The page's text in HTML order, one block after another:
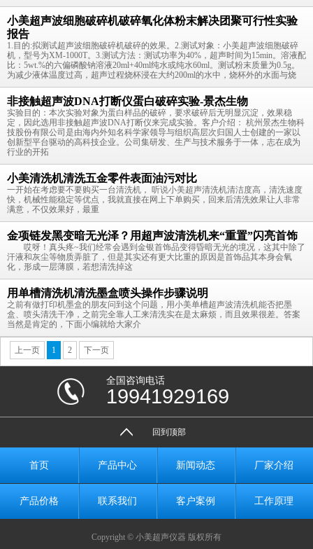
小美超声波细胞破碎机破碎氧化体粉末解决团聚可行性实验
报告
1.目的:拟测试超声波细胞破碎机破碎的效果。2.测试对象：小美超声波细胞破碎
机，型号为XM-1000T。3.测试方法：测试功率为40%，超声时间为15min。溶液配
比：5wt.%的六偏磷酸钠溶液20ml+40ml纯水或纯水60ml。测试粉末质量为0.5g。
为减少液体温度过高，超声过程烧杯浸在大约200ml的水中，烧杯外的水面与烧
非接触超声波DNA打断仪蛋白破碎实验-景杰生物
实验目的：本次实验对象为蛋白样品的破碎，要求破碎后无明显沉淀，效果稳
定，因此选用非接触超声波DNA打断仪来完成实验。客户介绍： 杭州景杰生物科
技股份有限公司是由海内外知名科学家领导与组织高层次归国人士创建的一家以
创新型平台驱动的高科技企业。公司集研发、生产与技术服务于一体，志在成为
行业的开拓
小美清洗机清洗五金零件表面油污对比
一开始在考虑要不要购买一台清洗机， 听说小美超声清洗机清洁度高，清洗速度
快，机械性能稳定等优点，我就直接在网上下单购买，回来后清洗效果让人非常
满意，不仅效果好，最重
金项链发黑变暗无光泽？用超声波清洗机来“重置”闪亮首饰
哎呀！真头疼~我们经常会遇到金银首饰品变得昏暗无光的境况，这其中除了
汗液和灰尘等物质弄脏了，但是其实还有更大比重的原因是首饰品其本身会氧
化，形成一层薄膜，若想清洗掉这
用单槽清洗机清洗墨盒喷头操作步骤说明
之前有做打印机墨盒的朋友问到这个问题，用小美单槽超声波清洗机能否把墨
盒、喷头清洗干净，之前完全靠人工来清洗实在是太麻烦，而且效果很差。答案
当然是肯定的，下面小编就给大家介
上一页 1 2 下一页
全国咨询电话
19941929169
回到顶部
首页 产品中心 新闻动态 厂家介绍
产品价格 联系我们 客户案例 工作原理
Copyright © 小美超声仪器 版权所有